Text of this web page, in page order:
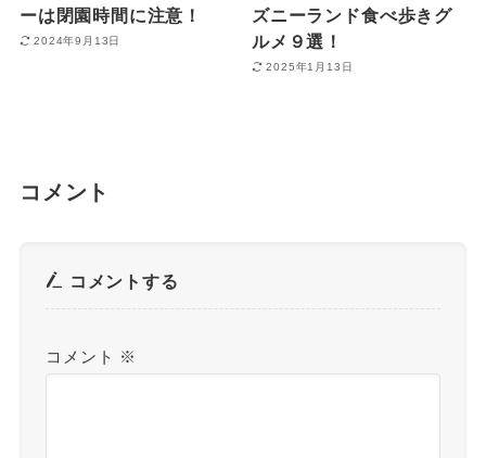
ーは閉園時間に注意！
2024年9月13日
ズニーランド食べ歩きグ
ルメ９選！
2025年1月13日
コメント
コメントする
コメント ※